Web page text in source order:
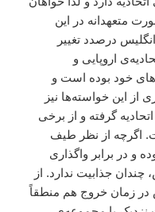
متعهدانه در این
درصدد تغییر
اروپایی و
خود بوده است و
از این خواسته‌ها نیز
گرفته و از برخی
اگرچه از نظر طیف
و در برابر واگذاری
جذابیت ندارد. از
در زمان خروج هم منطقاً